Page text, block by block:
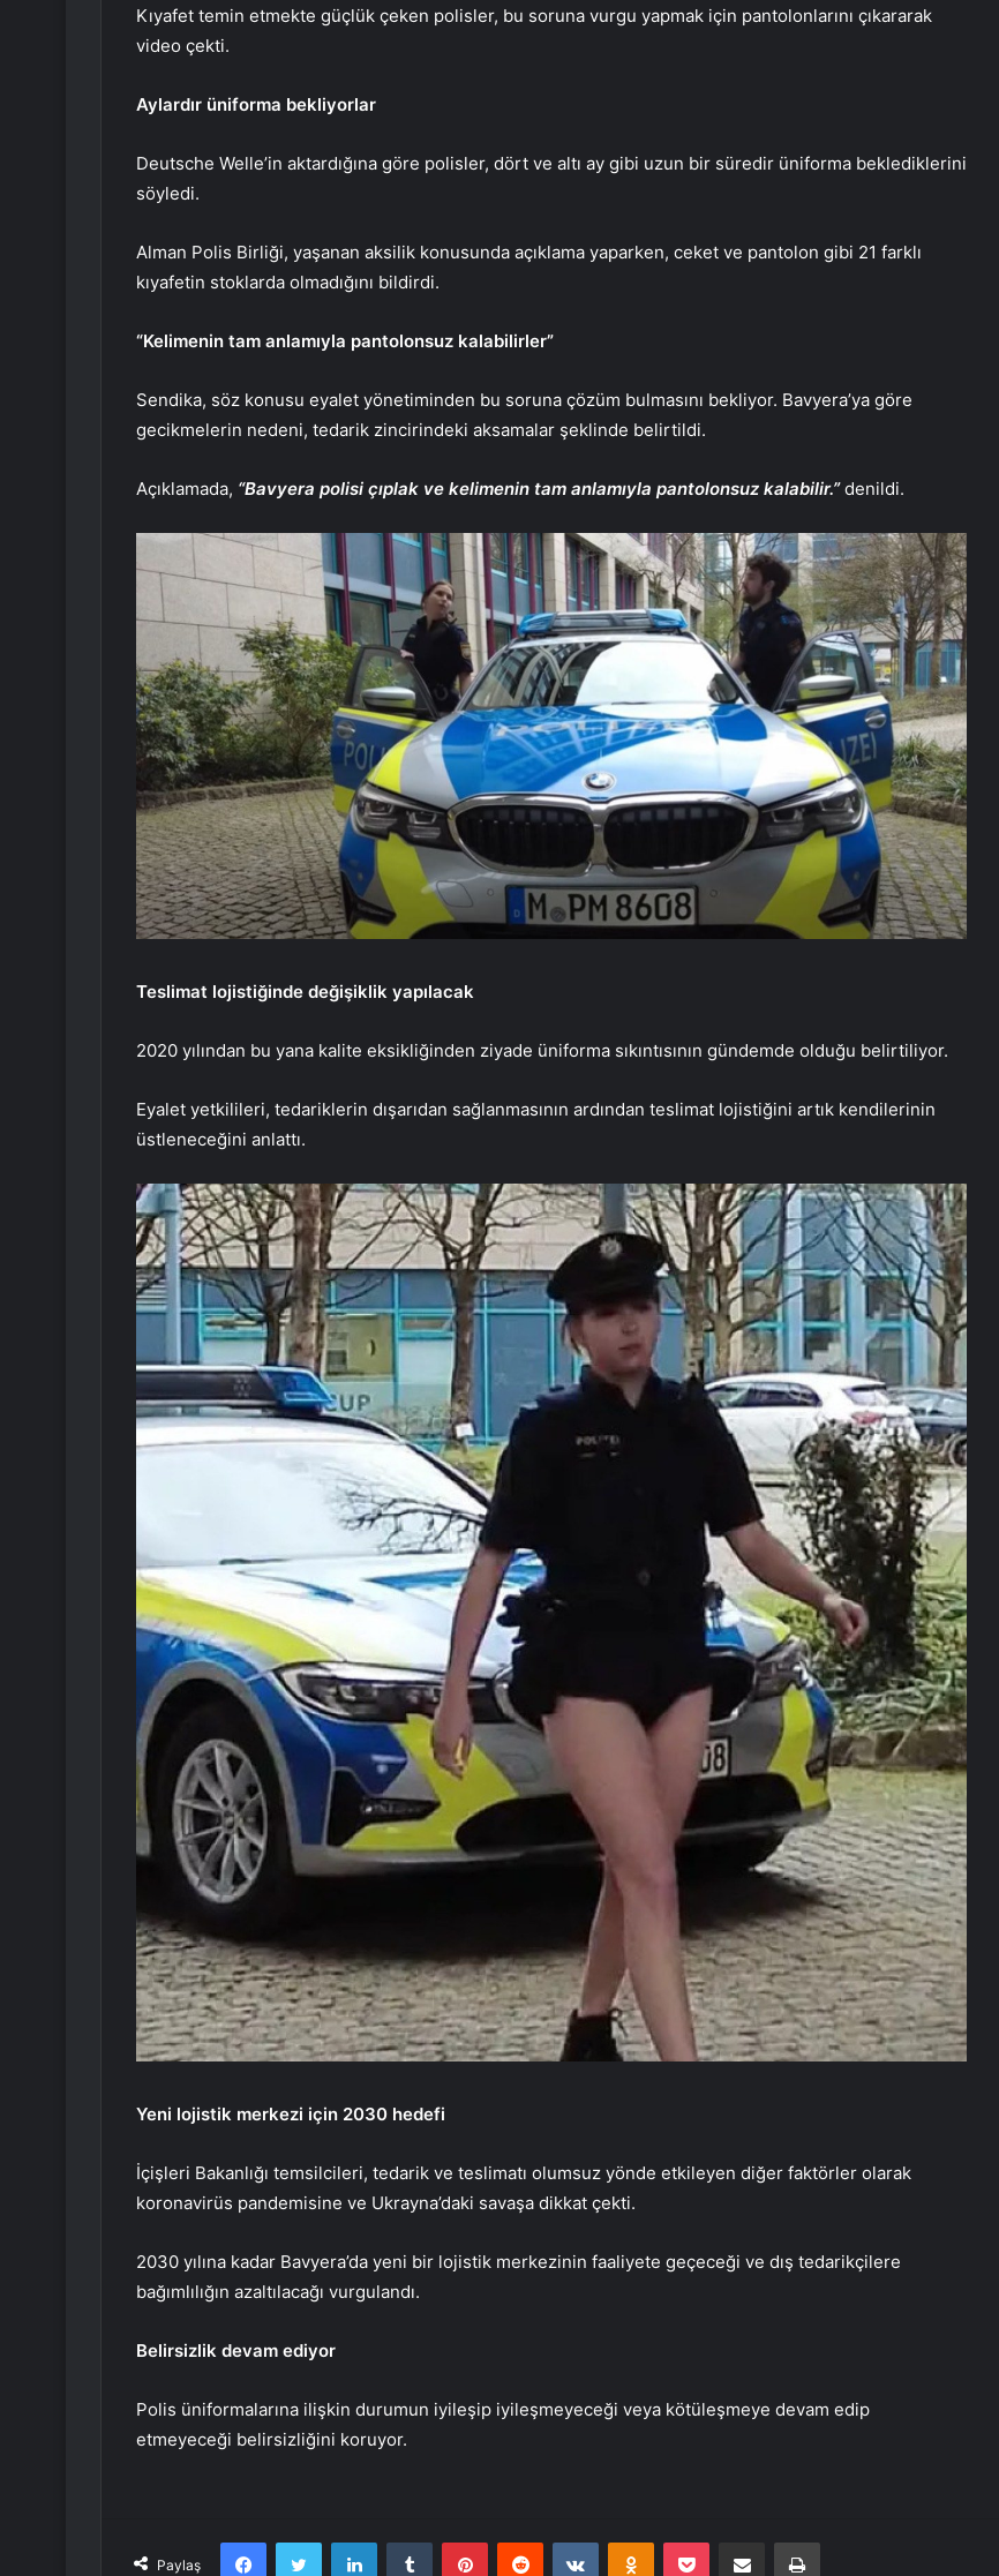
Kıyafet temin etmekte güçlük çeken polisler, bu soruna vurgu yapmak için pantolonlarını çıkararak
video çekti.
Aylardır üniforma bekliyorlar
Deutsche Welle’in aktardığına göre polisler, dört ve altı ay gibi uzun bir süredir üniforma beklediklerini
söyledi.
Alman Polis Birliği, yaşanan aksilik konusunda açıklama yaparken, ceket ve pantolon gibi 21 farklı
kıyafetin stoklarda olmadığını bildirdi.
“Kelimenin tam anlamıyla pantolonsuz kalabilirler”
Sendika, söz konusu eyalet yönetiminden bu soruna çözüm bulmasını bekliyor. Bavyera’ya göre
gecikmelerin nedeni, tedarik zincirindeki aksamalar şeklinde belirtildi.
Açıklamada, “Bavyera polisi çıplak ve kelimenin tam anlamıyla pantolonsuz kalabilir.”denildi.
Teslimat lojistiğinde değişiklik yapılacak
2020 yılından bu yana kalite eksikliğinden ziyade üniforma sıkıntısının gündemde olduğu belirtiliyor.
Eyalet yetkilileri, tedariklerin dışarıdan sağlanmasının ardından teslimat lojistiğini artık kendilerinin
üstleneceğini anlattı.
Yeni lojistik merkezi için 2030 hedefi
İçişleri Bakanlığı temsilcileri, tedarik ve teslimatı olumsuz yönde etkileyen diğer faktörler olarak
koronavirüs pandemisine ve Ukrayna’daki savaşa dikkat çekti.
2030 yılına kadar Bavyera’da yeni bir lojistik merkezinin faaliyete geçeceği ve dış tedarikçilere
bağımlılığın azaltılacağı vurgulandı.
Belirsizlik devam ediyor
Polis üniformalarına ilişkin durumun iyileşip iyileşmeyeceği veya kötüleşmeye devam edip
etmeyeceği belirsizliğini koruyor.
Paylaş
FacebookTwitter LinkedInTumblr PinterestReddit VKontakteOdnoklassniki
Pocket E-Posta ile paylaş Yazdır